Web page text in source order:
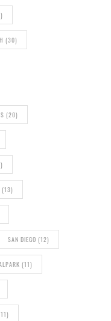
(30)
(20)
(13)
SAN DIEGO (12)
(11)